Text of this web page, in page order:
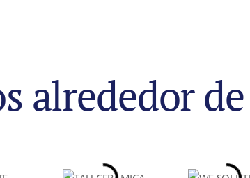
alrededor de